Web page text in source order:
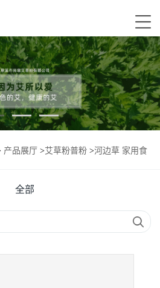
产品展厅 >艾草粉普粉 >河边草 家用食
全部